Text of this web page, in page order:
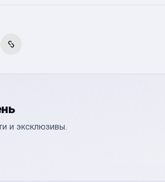
и эксклюзивы.